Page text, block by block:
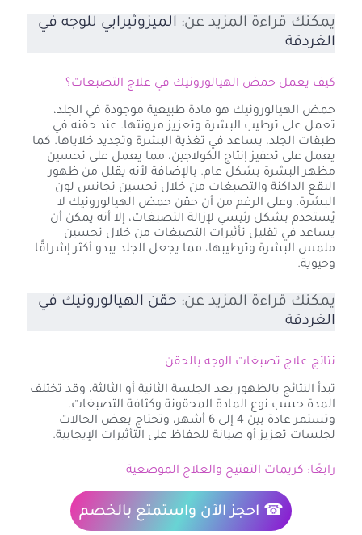
يمكنك قراءة المزيد عن: الميزوثيرابي للوجه في
الغردقة
كيف يعمل حمض الهيالورونيك في علاج التصبغات؟
حمض الهيالورونيك هو مادة طبيعية موجودة في الجلد،
تعمل على ترطيب البشرة وتعزيز مرونتها. عند حقنه في
طبقات الجلد، يساعد في تغذية البشرة وتجديد خلاياها. كما
يعمل على تحفيز إنتاج الكولاجين، مما يعمل على تحسين
مظهر البشرة بشكل عام. بالإضافة لأنه يقلل من ظهور
البقع الداكنة والتصبغات من خلال تحسين تجانس لون
البشرة. وعلى الرغم من أن حقن حمض الهيالورونيك لا
يُستخدم بشكل رئيسي لإزالة التصبغات، إلا أنه يمكن أن
يساعد في تقليل تأثيرات التصبغات من خلال تحسين
ملمس البشرة وترطيبها، مما يجعل الجلد يبدو أكثر إشراقًا
وحيوية.
يمكنك قراءة المزيد عن: حقن الهيالورونيك في
الغردقة
نتائج علاج تصبغات الوجه بالحقن
تبدأ النتائج بالظهور بعد الجلسة الثانية أو الثالثة، وقد تختلف
المدة حسب نوع المادة المحقونة وكثافة التصبغات.
وتستمر عادة بين 4 إلى 6 أشهر، وتحتاج بعض الحالات
لجلسات تعزيز أو صيانة للحفاظ على التأثيرات الإيجابية.
رابعًا: كريمات التفتيح والعلاج الموضعية
☎ احجز الآن واستمتع بالخصم